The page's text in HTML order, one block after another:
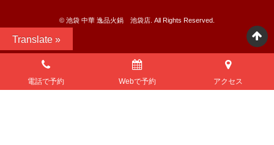
©︎ 池袋 中華 逸品火鍋 池袋店. All Rights Reserved.
Translate »
電話で予約 Webで予約 アクセス